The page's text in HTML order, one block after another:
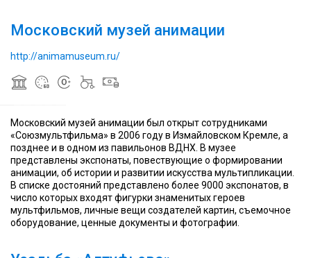
Московский музей анимации
http://animamuseum.ru/
году
киностудии
«Союзмультфильм»
мультипликации
России
за
рубежом
которых
в
Измайлово
в
году
киностудии
«Союзмультфильм»
мультипликации
России
за
рубежом
которых
представлены
в
в
Измайлово
Московский музей анимации был открыт сотрудниками
«Союзмультфильма» в 2006 году в Измайловском Кремле, а
позднее и в одном из павильонов ВДНХ. В музее
представлены экспонаты, повествующие о формировании
анимации, об истории и развитии искусства мультипликации.
В списке достояний представлено более 9000 экспонатов, в
число которых входят фигурки знаменитых героев
мультфильмов, личные вещи создателей картин, съемочное
оборудование, ценные документы и фотографии.
Алтуфьево
—
комплекс
памятников
усадебной
архитектуры
XVIII
—
XIX
Предположительно
от
первых
владельцев
из
московского
дворянского
рода
Олтуфьевых
и
Впервые
усадьба
документально
зафиксирована
в
1585
году,
тогда
её
Алтуфьево
—
комплекс
памятников
усадебной
архитектуры
XVIII
—
XIX
Предположительно
от
первых
владельцев
из
московского
дворянского
рода
Олтуфьевых
и
Впервые
усадьба
документально
зафиксирована
в
1585
году,
тогда
её